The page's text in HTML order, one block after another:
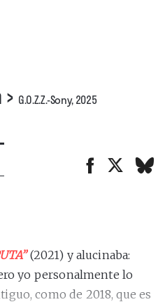
› G.O.Z.Z.-Sony, 2025
(2021) y alucinaba:
yo personalmente lo
como de 2018, que es